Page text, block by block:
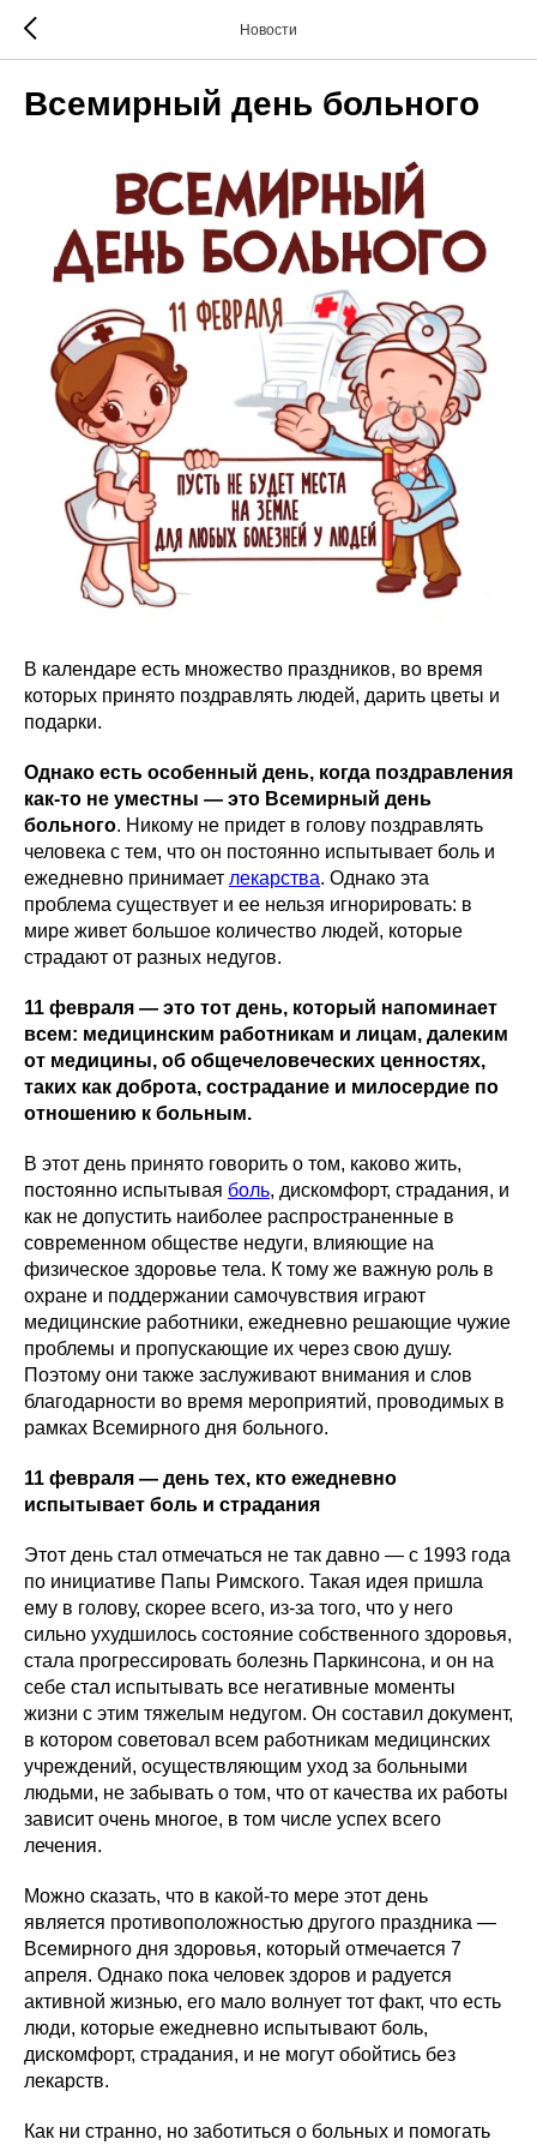
Новости
Всемирный день больного
В календаре есть множество праздников, во время
которых принято поздравлять людей, дарить цветы и
подарки.
Однако есть особенный день, когда поздравления
как-то не уместны — это Всемирный день
больного. Никому не придет в голову поздравлять
человека с тем, что он постоянно испытывает боль и
ежедневно принимает лекарства. Однако эта
проблема существует и ее нельзя игнорировать: в
мире живет большое количество людей, которые
страдают от разных недугов.
11 февраля — это тот день, который напоминает
всем: медицинским работникам и лицам, далеким
от медицины, об общечеловеческих ценностях,
таких как доброта, сострадание и милосердие по
отношению к больным.
В этот день принято говорить о том, каково жить,
постоянно испытывая боль, дискомфорт, страдания, и
как не допустить наиболее распространенные в
современном обществе недуги, влияющие на
физическое здоровье тела. К тому же важную роль в
охране и поддержании самочувствия играют
медицинские работники, ежедневно решающие чужие
проблемы и пропускающие их через свою душу.
Поэтому они также заслуживают внимания и слов
благодарности во время мероприятий, проводимых в
рамках Всемирного дня больного.
11 февраля — день тех, кто ежедневно
испытывает боль и страдания
Этот день стал отмечаться не так давно — с 1993 года
по инициативе Папы Римского. Такая идея пришла
ему в голову, скорее всего, из-за того, что у него
сильно ухудшилось состояние собственного здоровья,
стала прогрессировать болезнь Паркинсона, и он на
себе стал испытывать все негативные моменты
жизни с этим тяжелым недугом. Он составил документ,
в котором советовал всем работникам медицинских
учреждений, осуществляющим уход за больными
людьми, не забывать о том, что от качества их работы
зависит очень многое, в том числе успех всего
лечения.
Можно сказать, что в какой-то мере этот день
является противоположностью другого праздника —
Всемирного дня здоровья, который отмечается 7
апреля. Однако пока человек здоров и радуется
активной жизнью, его мало волнует тот факт, что есть
люди, которые ежедневно испытывают боль,
дискомфорт, страдания, и не могут обойтись без
лекарств.
Как ни странно, но заботиться о больных и помогать